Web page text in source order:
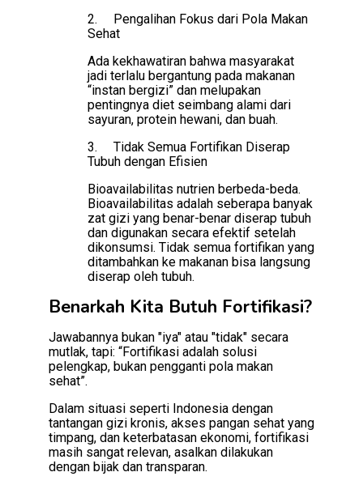
2. Pengalihan Fokus dari Pola Makan
Sehat
Ada kekhawatiran bahwa masyarakat
jadi terlalu bergantung pada makanan
“instan bergizi” dan melupakan
pentingnya diet seimbang alami dari
sayuran, protein hewani, dan buah.
3. Tidak Semua Fortifikan Diserap
Tubuh dengan Efisien
Bioavailabilitas nutrien berbeda-beda.
Bioavailabilitas adalah seberapa banyak
zat gizi yang benar-benar diserap tubuh
dan digunakan secara efektif setelah
dikonsumsi. Tidak semua fortifikan yang
ditambahkan ke makanan bisa langsung
diserap oleh tubuh.
Benarkah Kita Butuh Fortifikasi?
Jawabannya bukan "iya" atau "tidak" secara
mutlak, tapi: “Fortifikasi adalah solusi
pelengkap, bukan pengganti pola makan
sehat”.
Dalam situasi seperti Indonesia dengan
tantangan gizi kronis, akses pangan sehat yang
timpang, dan keterbatasan ekonomi, fortifikasi
masih sangat relevan, asalkan dilakukan
dengan bijak dan transparan.